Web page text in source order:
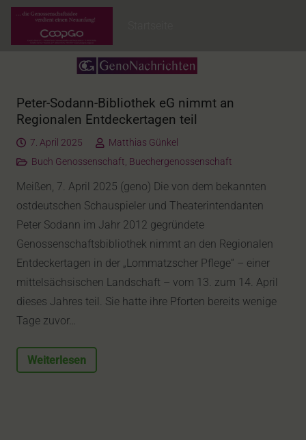
Peter-Sodann-Bibliothek eG nimmt an
Regionalen Entdeckertagen teil
7. April 2025
Matthias Günkel
Buch Genossenschaft, Buechergenossenschaft
Meißen, 7. April 2025 (geno) Die von dem bekannten
ostdeutschen Schauspieler und Theaterintendanten
Peter Sodann im Jahr 2012 gegründete
Genossenschaftsbibliothek nimmt an den Regionalen
Entdeckertagen in der „Lommatzscher Pflege“ – einer
mittelsächsischen Landschaft – vom 13. zum 14. April
dieses Jahres teil. Sie hatte ihre Pforten bereits wenige
Tage zuvor…
Weiterlesen